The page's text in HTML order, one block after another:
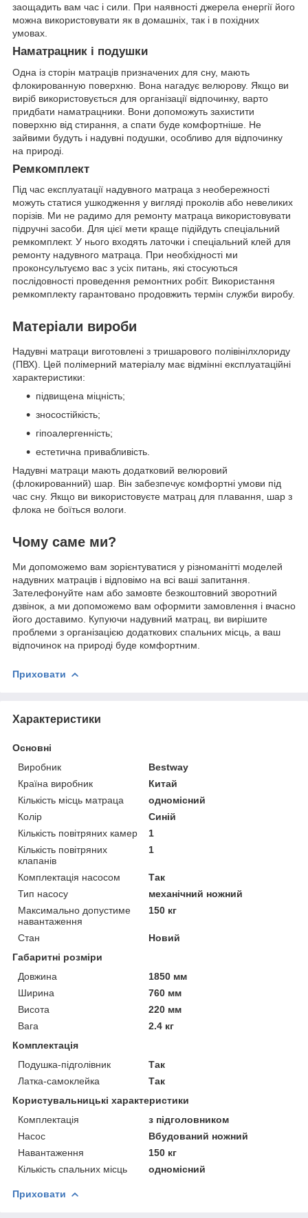
заощадить вам час і сили. При наявності джерела енергії його
можна використовувати як в домашніх, так і в похідних
умовах.
Наматрацник і подушки
Одна із сторін матраців призначених для сну, мають
флокированную поверхню. Вона нагадує велюрову. Якщо ви
виріб використовується для організації відпочинку, варто
придбати наматрацники. Вони допоможуть захистити
поверхню від стирання, а спати буде комфортніше. Не
зайвими будуть і надувні подушки, особливо для відпочинку
на природі.
Ремкомплект
Під час експлуатації надувного матраца з необережності
можуть статися ушкодження у вигляді проколів або невеликих
порізів. Ми не радимо для ремонту матраца використовувати
підручні засоби. Для цієї мети краще підійдуть спеціальний
ремкомплект. У нього входять латочки і спеціальний клей для
ремонту надувного матраца. При необхідності ми
проконсультуємо вас з усіх питань, які стосуються
послідовності проведення ремонтних робіт. Використання
ремкомплекту гарантовано продовжить термін служби виробу.
Матеріали вироби
Надувні матраци виготовлені з тришарового полівінілхлориду
(ПВХ). Цей полімерний матеріалу має відмінні експлуатаційні
характеристики:
підвищена міцність;
зносостійкість;
гіпоалергенність;
естетична привабливість.
Надувні матраци мають додатковий велюровий
(флокированний) шар. Він забезпечує комфортні умови під
час сну. Якщо ви використовуєте матрац для плавання, шар з
флока не боїться вологи.
Чому саме ми?
Ми допоможемо вам зорієнтуватися у різноманітті моделей
надувних матраців і відповімо на всі ваші запитання.
Зателефонуйте нам або замовте безкоштовний зворотний
дзвінок, а ми допоможемо вам оформити замовлення і вчасно
його доставимо. Купуючи надувний матрац, ви вирішите
проблеми з організацією додаткових спальних місць, а ваш
відпочинок на природі буде комфортним.
Приховати
Характеристики
Основні
Виробник
Bestway
Країна виробник
Китай
Кількість місць матраца
одномісний
Колір
Синій
Кількість повітряних камер
1
Кількість повітряних
клапанів
1
Комплектація насосом
Так
Тип насосу
механічний ножний
Максимально допустиме
навантаження
150 кг
Стан
Новий
Габаритні розміри
Довжина
1850 мм
Ширина
760 мм
Висота
220 мм
Вага
2.4 кг
Комплектація
Подушка-підголівник
Так
Латка-самоклейка
Так
Користувальницькі характеристики
Комплектація
з підголовником
Насос
Вбудований ножний
Навантаження
150 кг
Кількість спальних місць
одномісний
Приховати